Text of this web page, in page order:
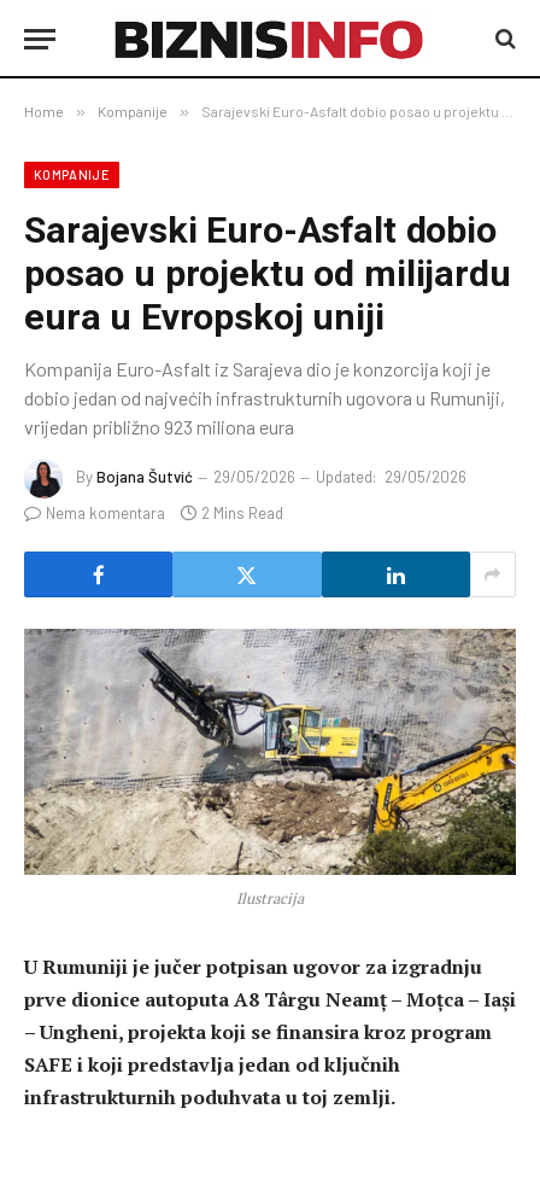
Home » Kompanije » Sarajevski Euro-Asfalt dobio posao u projektu od milijardu eura u Evropskoj uniji
KOMPANIJE
Sarajevski Euro-Asfalt dobio
posao u projektu od milijardu
eura u Evropskoj uniji
Kompanija Euro-Asfalt iz Sarajeva dio je konzorcija koji je
dobio jedan od najvećih infrastrukturnih ugovora u Rumuniji,
vrijedan približno 923 miliona eura
ByBojana Šutvić 29/05/2026 Updated: 29/05/2026
Nema komentara
2 Mins Read
Ilustracija
U Rumuniji je jučer potpisan ugovor za izgradnju
prve dionice autoputa A8 Târgu Neamț – Moțca – Iași
– Ungheni, projekta koji se finansira kroz program
SAFE i koji predstavlja jedan od ključnih
infrastrukturnih poduhvata u toj zemlji.